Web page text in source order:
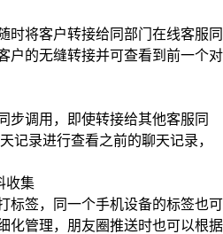
将客户转接给同部门在线客服同
户的无缝转接并可查看到前一个对
调用，即使转接给其他客服同
记录进行查看之前的聊天记录，
集
签，同一个手机设备的标签也可
化管理，朋友圈推送时也可以根据